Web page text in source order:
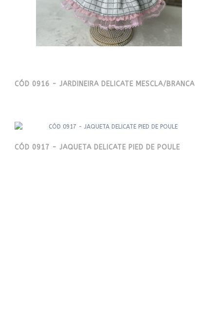
CÓD 0916 - JARDINEIRA DELICATE MESCLA/BRANCA
CÓD 0917 - JAQUETA DELICATE PIED DE POULE